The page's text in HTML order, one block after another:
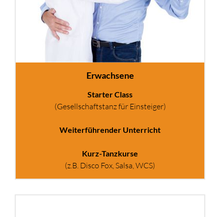
Erwachsene
Starter Class
(Gesellschaftstanz für Einsteiger)
Weiterführender Unterricht
Kurz-Tanzkurse
(z.B. Disco Fox, Salsa, WCS)